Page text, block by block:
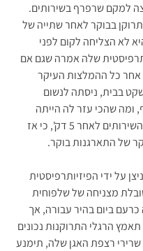
למקם שרפרף בשירותים.
בבוקר לאחר שתייה של
היא לא הצליחה לקום לפני
שלה אמרה שגם אם
כל ההמלצות העיקר
בבית, ניסתה לנשום
ומה שהכי עזר לה הייתה
ההנחיה לצאת מהשירותים לאחר 5 דק', כי אז
של התארגנות בוקר.
על ידי הפיזיותרפיסטית
מצניחה של שלפוחית
ביום בהיר עבורה, אך
הרגלי התרוקנות נכונים
רצפת האגן שלה, תימנע